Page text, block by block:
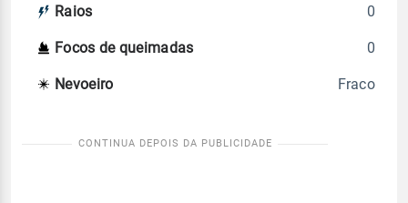
Raios 0
Focos de queimadas 0
Nevoeiro Fraco